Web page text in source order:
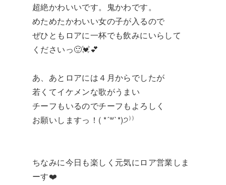
超絶かわいいです。鬼かわです。
めためたかわいい女の子が入るので
ぜひともロアに一杯でも飲みにいらして
くださいっ🙂💓💕
あ、あとロアには４月からでしたが
若くてイケメンな歌がうまい
チーフもいるのでチーフもよろしく
お願いしますっ！( *´꒳`*)੭⁾⁾
ちなみに今日も楽しく元気にロア営業しま
ーす❤️